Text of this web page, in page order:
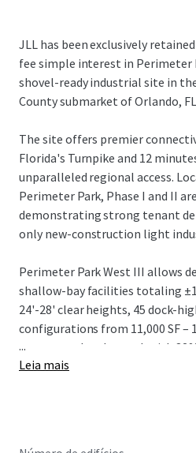
JLL has been exclusively
fee simple interest in Perimeter
shovel-ready industrial site in
County submarket of Orlando,
The site offers premier
Florida's Turnpike and 12
unparalleled regional access.
Perimeter Park, Phase I and II
demonstrating strong tenant
only new-construction light
Perimeter Park West III allows
shallow-bay facilities totaling
24'-28' clear heights, 45 dock-
configurations from 11,000 SF –
strong market demand, with
20,000 SF.
...
Leia mais